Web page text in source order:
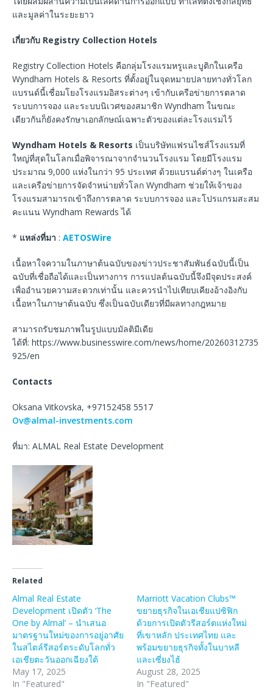
และมูลค่าในระยะยาว
เกี่ยวกับ Registry Collection Hotels
Registry Collection Hotels คือกลุ่มโรงแรมหรูและบูติกในเครือ
Wyndham Hotels & Resorts ที่ตั้งอยู่ในจุดหมายปลายทางทั่วโลก
แบรนด์นี้เชื่อมโยงโรงแรมอิสระต่างๆ เข้ากับเครือข่ายการตลาด
ระบบการจอง และระบบนิเวศของสมาชิก Wyndham ในขณะ
เดียวกันก็ยังคงรักษาเอกลักษณ์เฉพาะตัวของแต่ละโรงแรมไว้
Wyndham Hotels & Resorts เป็นบริษัทแฟรนไชส์โรงแรมที่
ใหญ่ที่สุดในโลกเมื่อพิจารณาจากจำนวนโรงแรม โดยมีโรงแรม
ประมาณ 9,000 แห่งในกว่า 95 ประเทศ ด้วยแบรนด์ต่างๆ ในเครือ
และเครือข่ายการจัดจำหน่ายทั่วโลก Wyndham ช่วยให้เจ้าของ
โรงแรมสามารถเข้าถึงการตลาด ระบบการจอง และโปรแกรมสะสม
คะแนน Wyndham Rewards ได้
* แหล่งที่มา : AETOSWire
เนื้อหาใจความในภาษาต้นฉบับของข่าวประชาสัมพันธ์ฉบับนี้เป็น
ฉบับที่เชื่อถือได้และเป็นทางการ การแปลต้นฉบับนี้จึงมีจุดประสงค์
เพื่ออำนวยความสะดวกเท่านั้น และควรนำไปเทียบเคียงอ้างอิงกับ
เนื้อหาในภาษาต้นฉบับ ซึ่งเป็นฉบับเดียวที่มีผลทางกฎหมาย
สามารถรับชมภาพในรูปแบบมัลติมีเดีย
ได้ที่: https://www.businesswire.com/news/home/20260312735
925/en
Contacts
Oksana Vitkovska, +97152458 5517
Ov@almal-investments.com
ที่มา: ALMAL Real Estate Development
Related
Almal Real Estate
Development เปิดตัว ‘The
One by Almal’ – นำเสนอ
มาตรฐานใหม่ของการอยู่อาศัย
ในสไตล์รีสอร์ตระดับโลกทั่ว
เอเชียตะวันออกเฉียงใต้
May 17, 2025
In "Featured"
Marriott Vacation Clubs™
ขยายธุรกิจในเอเชียแปซิฟิก
ด้วยการเปิดตัวรีสอร์ตแห่งใหม่
ที่เขาหลัก ประเทศไทย และ
พร้อมขยายธุรกิจทั้งในบาหลี
และเซี่ยงไฮ้
August 28, 2025
In "Featured"